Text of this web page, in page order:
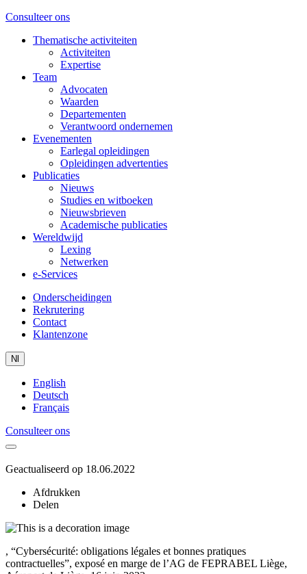
Consulteer ons
Thematische activiteiten
Activiteiten
Expertise
Team
Advocaten
Waarden
Departementen
Verantwoord ondernemen
Evenementen
Earlegal opleidingen
Opleidingen advertenties
Publicaties
Nieuws
Studies en witboeken
Nieuwsbrieven
Academische publicaties
Wereldwijd
Lexing
Netwerken
e-Services
Onderscheidingen
Rekrutering
Contact
Klantenzone
Nl
English
Deutsch
Français
Consulteer ons
Geactualiseerd op 18.06.2022
Afdrukken
Delen
, “Cybersécurité: obligations légales et bonnes pratiques
contractuelles”, exposé en marge de l’AG de FEPRABEL Liège,